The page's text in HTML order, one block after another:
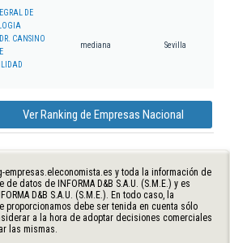
DE
CANSINO
mediana Sevilla
Ver Ranking de Empresas Nacional
y toda la información de
datos de INFORMA D&B S.A.U. (S.M.E.) y es
D&B S.A.U. (S.M.E.). En todo caso, la
proporcionamos debe ser tenida en cuenta sólo
a la hora de adoptar decisiones comerciales
las mismas.